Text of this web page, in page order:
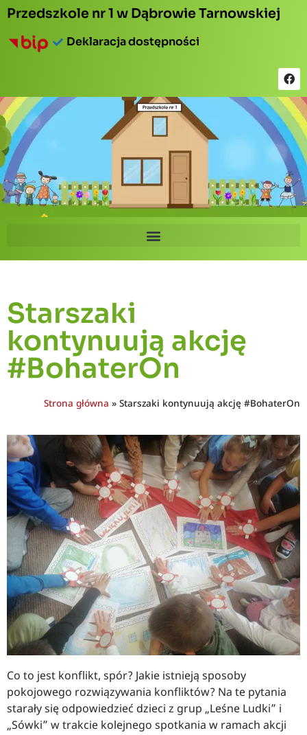
Przedszkole nr 1 w Dąbrowie Tarnowskiej
Deklaracja dostępności
Starszaki
kontynuują akcję
#BohaterOn
Strona główna » Starszaki kontynuują akcję #BohaterOn
Co to jest konflikt, spór? Jakie istnieją sposoby
pokojowego rozwiązywania konfliktów? Na te pytania
starały się odpowiedzieć dzieci z grup „Leśne Ludki” i
„Sówki” w trakcie kolejnego spotkania w ramach akcji